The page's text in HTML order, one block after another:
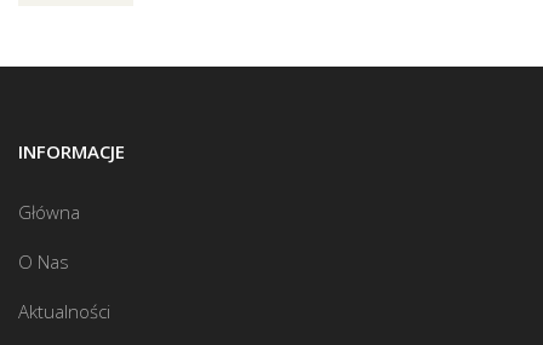
INFORMACJE
Główna
O Nas
Aktualności